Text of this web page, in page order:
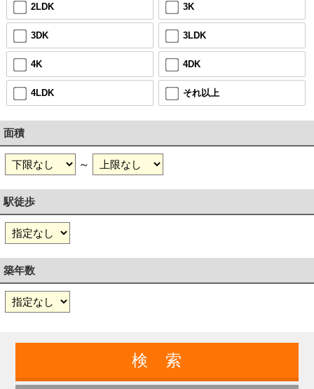
2LDK 3K
3DK 3LDK
4K 4DK
4LDK それ以上
面積
～
駅徒歩
築年数